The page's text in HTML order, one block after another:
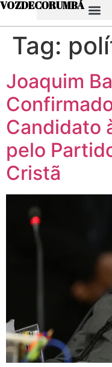
VOZDECORUMBÁ
Tag:
Joaquim
Candidato
pelo
Cristã